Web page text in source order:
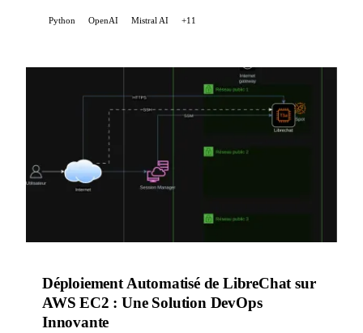
Python OpenAI Mistral AI +11
Déploiement Automatisé de LibreChat sur
AWS EC2 : Une Solution DevOps
Innovante